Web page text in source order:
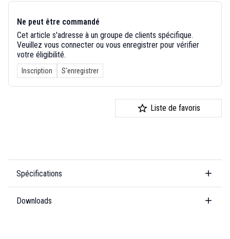
Ne peut être commandé
Cet article s'adresse à un groupe de clients spécifique.
Veuillez vous connecter ou vous enregistrer pour vérifier
votre éligibilité.
Inscription S'enregistrer
Liste de favoris
Spécifications
Downloads